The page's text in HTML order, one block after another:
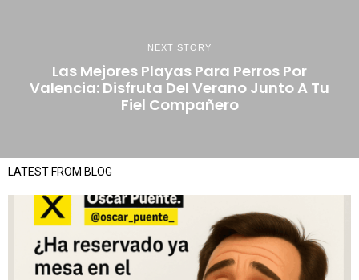
NEXT STORY
Las Mejores Playas Para Perros Por
Valencia: Disfruta Del Verano Junto A Tu
Fiel Compañero
LATEST FROM BLOG